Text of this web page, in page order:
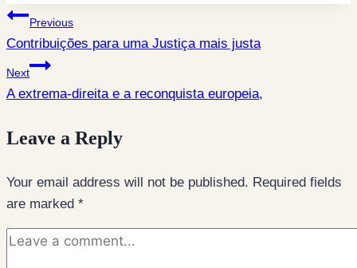
Post
navigation
Previous
Contribuições para uma Justiça mais justa
Next
A extrema-direita e a reconquista europeia,
Leave a Reply
Your email address will not be published. Required fields
are marked *